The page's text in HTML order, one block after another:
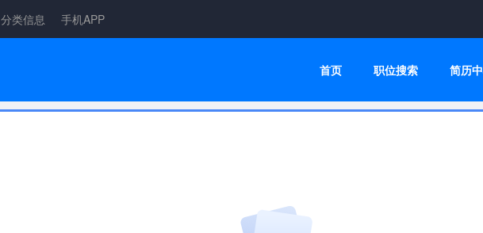
分类信息 手机APP
首页 职位搜索 简历